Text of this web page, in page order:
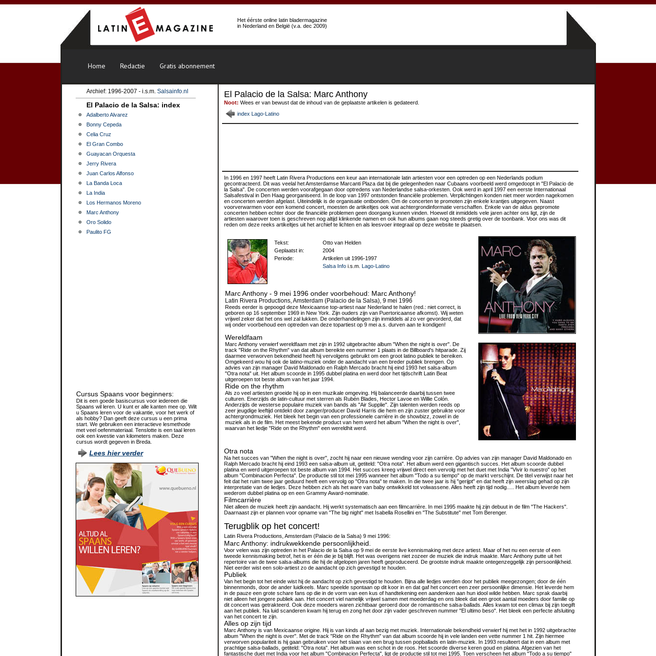
Het éérste online latin bladermagazine
in Nederland en België (v.a. dec 2009)
Home Redactie Gratis abonnement
Archief: 1996-2007 - i.s.m. Salsainfo.nl
El Palacio de la Salsa: index
Adalberto Alvarez
Bonny Cepeda
Celia Cruz
El Gran Combo
Guayacan Orquesta
Jerry Rivera
Juan Carlos Alfonso
La Banda Loca
La India
Los Hermanos Moreno
Marc Anthony
Oro Solido
Paulito FG
Cursus Spaans voor beginners:
Dit is een goede basiscursus voor iedereen die
Spaans wil leren. U kunt er alle kanten mee op. Wilt
u Spaans leren voor de vakantie, voor het werk of
als hobby? Dan geeft deze cursus u een prima
start. We gebruiken een interactieve lesmethode
met veel oefenmateriaal. Tenslotte is een taal leren
ook een kwestie van kilometers maken. Deze
cursus wordt gegeven in Breda.
Lees hier verder
El Palacio de la Salsa: Marc Anthony
Noot: Wees er van bewust dat de inhoud van de geplaatste artikelen is gedateerd.
index Lago-Latino
In 1996 en 1997 heeft Latin Rivera Productions een keur aan internationale latin artiesten voor een optreden op een Nederlands podium
gecontracteerd. Dit was veelal het Amsterdamse Marcanti Plaza dat bij die gelegenheden naar Cubaans voorbeeld werd omgedoopt in "El Palacio de
la Salsa". De concerten werden voorafgegaan door optredens van Nederlandse salsa-orkesten. Ook werd in april 1997 een eerste Internationaal
Salsafestival in Den Haag georganiseerd. In de loop van 1997 ontstonden financiële problemen. Verplichtingen konden niet meer worden nagekomen
en concerten werden afgelast. Uiteindelijk is de organisatie ontbonden. Om de concerten te promoten zijn enkele krantjes uitgegeven. Naast
voorverwarmen voor een komend concert, moesten de artikeltjes ook wat achtergrondinformatie verschaffen. Enkele van de aldus gepromote
concerten hebben echter door die financiële problemen geen doorgang kunnen vinden. Hoewel dit inmiddels vele jaren achter ons ligt, zijn de
artiesten waarover toen is geschreven nog altijd klinkende namen en ook hun albums gaan nog steeds gretig over de toonbank. Voor ons was dit
reden om deze reeks artikeltjes uit het archief te lichten en als leesvoer integraal op deze website te plaatsen.
Tekst:
Otto van Helden
Geplaatst in:
2004
Periode:
Artikelen uit 1996-1997
Salsa Infoi.s.m. Lago-Latino
Marc Anthony - 9 mei 1996 onder voorbehoud: Marc Anthony!
Latin Rivera Productions, Amsterdam (Palacio de la Salsa), 9 mei 1996
Reeds eerder is gepoogd deze Mexicaanse top-artiest naar Nederland te halen (red.: niet correct, is
geboren op 16 september 1969 in New York. Zijn ouders zijn van Puertoricaanse afkomst). Wij weten
vrijwel zeker dat het ons wel zal lukken. De onderhandelingen zijn inmiddels al zo ver gevorderd, dat
wij onder voorbehoud een optreden van deze topartiest op 9 mei a.s. durven aan te kondigen!
Wereldfaam
Marc Anthony verwierf wereldfaam met zijn in 1992 uitgebrachte album "When the night is over". De
track "Ride on the Rhythm" van dat album bereikte een nummer 1 plaats in de Billboard's hitparade. Zij
daarmee verworven bekendheid heeft hij vervolgens gebruikt om een groot latino publiek te bereiken.
Omgekeerd wou hij ook de latino-muziek onder de aandacht van een breder publiek brengen. Op
advies van zijn manager David Maldonado en Ralph Mercado bracht hij eind 1993 het salsa-album
"Otra nota" uit. Het album scoorde in 1995 dubbel platina en werd door het tijdschrift Latin Beat
uitgeroepen tot beste album van het jaar 1994.
Ride on the rhythm
Als zo veel artiesten groeide hij op in een muzikale omgeving. Hij balanceerde daarbij tussen twee
culturen. Enerzijds de latin-cultuur met sterren als Rubén Blades, Hector Lavoe en Willie Colón.
Anderzijds de westerse populaire muziek van bands als "Air Supplie". Zijn talenten werden reeds op
zeer jeugdige leeftijd ontdekt door zanger/producer David Harris die hem en zijn zuster gebruikte voor
achtergrondmuziek. Het bleek het begin van een professionele carrière in de showbizz, zowel in de
muziek als in de film. Het meest bekende product van hem werd het album "When the night is over",
waarvan het liedje "Ride on the Rhythm" een wereldhit werd.
Otra nota
Na het succes van "When the night is over", zocht hij naar een nieuwe wending voor zijn carrière. Op advies van zijn manager David Maldonado en
Ralph Mercado bracht hij eind 1993 een salsa-album uit, getiteld: "Otra nota". Het album werd een gigantisch succes. Het album scoorde dubbel
platina en werd uitgeroepen tot beste album van 1994. Het succes kreeg vrijwel direct een vervolg met het duet met India "Vivir lo nuestro" op het
album "Combinacion Perfecta". De productie stil tot mei 1995 wanneer het album "Todo a su tiempo" op de markt verschijnt. De titel verwijst naar het
feit dat het ruim twee jaar geduurd heeft een vervolg op "Otra nota" te maken. In die twee jaar is hij "gerijpt" en dat heeft zijn weerslag gehad op zijn
interpretatie van de liedjes. Deze hebben zich als het ware van baby ontwikkeld tot volwassene. Alles heeft zijn tijd nodig..... Het album leverde hem
wederom dubbel platina op en een Grammy Award-nominatie.
Filmcarrière
Niet alleen de muziek heeft zijn aandacht. Hij werkt systematisch aan een filmcarrière. In mei 1995 maakte hij zijn debuut in de film "The Hackers".
Daarnaast zijn er plannen voor opname van "The big night" met Isabella Rosellini en "The Substitute" met Tom Berenger.
Terugblik op het concert!
Latin Rivera Productions, Amsterdam (Palacio de la Salsa) 9 mei 1996:
Marc Anthony: indrukwekkende persoonlijkheid.
Voor velen was zijn optreden in het Palacio de la Salsa op 9 mei de eerste live kennismaking met deze artiest. Maar of het nu een eerste of een
tweede kennismaking betrof, het is er één die je bij blijft. Het was overigens niet zozeer de muziek die indruk maakte. Marc Anthony putte uit het
repertoire van de twee salsa-albums die hij de afgelopen jaren heeft geproduceerd. De grootste indruk maakte ontegenzeggelijk zijn persoonlijkheid.
Niet eerder wist een solo-artiest zo de aandacht op zich gevestigd te houden.
Publiek
Van het begin tot het einde wist hij de aandacht op zich gevestigd te houden. Bijna alle liedjes werden door het publiek meegezongen; door de één
binnenmonds, door de ander luidkeels. Marc speelde spontaan op dit koor in en dat gaf het concert een zeer persoonlijke dimensie. Het leverde hem
in de pauze een grote schare fans op die in de vorm van een kus of handtekening een aandenken aan hun idool wilde hebben. Marc sprak daarbij
niet alleen het jongere publiek aan. Het concert viel namelijk vrijwel samen met moederdag en ons bleek dat een groot aantal moeders door familie op
dit concert was getrakteerd. Ook deze moeders waren zichtbaar geroerd door de romantische salsa-ballads. Alles kwam tot een climax bij zijn toegift
aan het publiek. Na luid scanderen kwam hij terug en zong het door zijn vader geschreven nummer "El ultimo beso". Het bleek een perfecte afsluiting
van het concert te zijn.
Alles op zijn tijd
Marc Anthony is van Mexicaanse origine. Hij is van kinds af aan bezig met muziek. Internationale bekendheid verwierf hij met het in 1992 uitgebrachte
album "When the night is over". Met de track "Ride on the Rhythm" van dat album scoorde hij in vele landen een vette nummer 1 hit. Zijn hiermee
verworven populariteit is hij gaan gebruiken voor het slaan van een brug tussen popballads en latin-muziek. In 1993 resulteert dat in een album met
prachtige salsa-ballads, getiteld: "Otra nota". Het album was een schot in de roos. Het scoorde diverse keren goud en platina. Afgezien van het
fantastische duet met India voor het album "Combinacion Perfecta", ligt de productie stil tot mei 1995. Toen verscheen het album "Todo a su tiempo"